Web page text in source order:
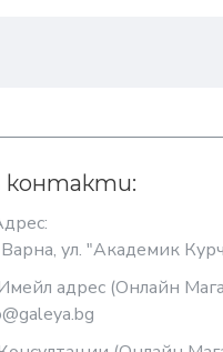
контакти:
Варна, ул. "Академик
адрес (Онлайн